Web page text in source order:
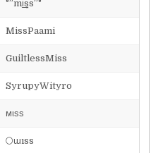
°”mi͢͢͢ss”°
MissPaami
GuiltlessMiss
SyrupyWityro
мιѕѕ
🌕ɯıss